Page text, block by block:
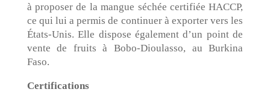
à proposer de la mangue séchée certifiée HACCP,
ce qui lui a permis de continuer à exporter vers les
États-Unis. Elle dispose également d’un point de
vente de fruits à Bobo-Dioulasso, au Burkina
Faso.
Certifications